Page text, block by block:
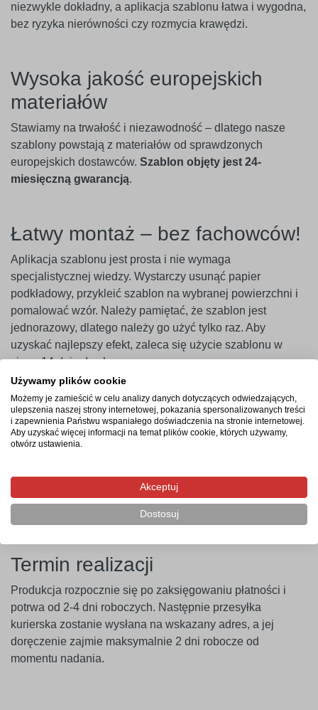
niezwykle dokładny, a aplikacja szablonu łatwa i wygodna,
bez ryzyka nierówności czy rozmycia krawędzi.
Wysoka jakość europejskich
materiałów
Stawiamy na trwałość i niezawodność – dlatego nasze
szablony powstają z materiałów od sprawdzonych
europejskich dostawców. Szablon objęty jest 24-
miesięczną gwarancją.
Łatwy montaż – bez fachowców!
Aplikacja szablonu jest prosta i nie wymaga
specjalistycznej wiedzy. Wystarczy usunąć papier
podkładowy, przykleić szablon na wybranej powierzchni i
pomalować wzór. Należy pamiętać, że szablon jest
jednorazowy, dlatego należy go użyć tylko raz. Aby
uzyskać najlepszy efekt, zaleca się użycie szablonu w
ciągu 14 dni od zakupu.
Ważne
! Szablony najlepiej przylegają do gładkich i
niepylących powierzchni. W przypadku ścian pokrytych
farbami o wysokiej zawartości lateksu (np. ceramicznymi,
plamoodpornymi) zalecamy wcześniejsze
ponosi odpowiedzialności za nieprawidłowe zastosowanie
produktu. Szablon należy montować minimum 14 dni po
malowaniu ścian.
Termin realizacji
Produkcja rozpocznie się po zaksięgowaniu płatności i
potrwa od 2-4 dni roboczych. Następnie przesyłka
kurierska zostanie wysłana na wskazany adres, a jej
doręczenie zajmie maksymalnie 2 dni robocze od
momentu nadania.
Używamy plików cookie
Możemy je zamieścić w celu analizy danych dotyczących odwiedzających,
ulepszenia naszej strony internetowej, pokazania spersonalizowanych treści
i zapewnienia Państwu wspaniałego doświadczenia na stronie internetowej.
Aby uzyskać więcej informacji na temat plików cookie, których używamy,
otwórz ustawienia.
Akceptuj
Dostosuj